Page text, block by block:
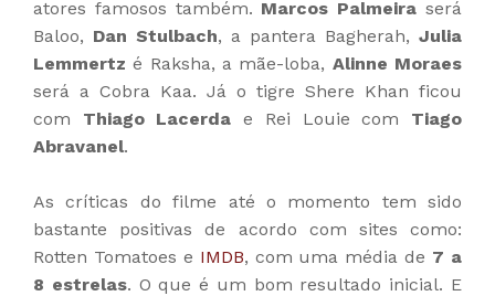
atores famosos também. Marcos Palmeira será
Baloo, Dan Stulbach, a pantera Bagherah, Julia
Lemmertz é Raksha, a mãe-loba, Alinne Moraes
será a Cobra Kaa. Já o tigre Shere Khan ficou
com Thiago Lacerda e Rei Louie com Tiago
Abravanel.
As críticas do filme até o momento tem sido
bastante positivas de acordo com sites como:
Rotten Tomatoes e IMDB, com uma média de 7 a
8 estrelas. O que é um bom resultado inicial. E